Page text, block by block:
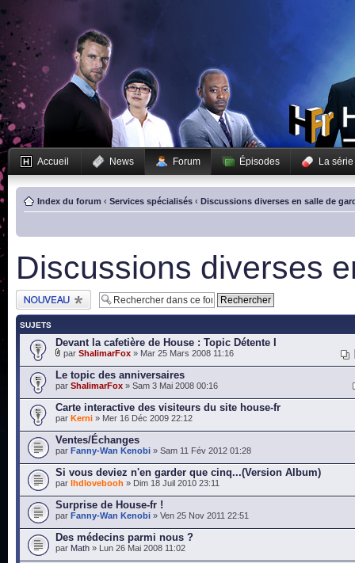
Accueil News Forum Épisodes La série
Index du forum ‹ Services spécialisés ‹ Discussions diverses en salle de
Discussions diverses
Publier un nouveau
sujet
SUJETS
Devant la cafetière de House : Topic Détente I
par ShalimarFox » Mar 25 Mars 2008 11:16
Le topic des anniversaires
par ShalimarFox » Sam 3 Mai 2008 00:16
Carte interactive des visiteurs du site house-fr
par Kerni » Mer 16 Déc 2009 22:12
Ventes/Échanges
par Fanny-Wan Kenobi » Sam 11 Fév 2012 01:28
Si vous deviez n'en garder que cinq...(Version Album)
par lhdlovebooh » Dim 18 Juil 2010 23:11
Surprise de House-fr !
par Fanny-Wan Kenobi » Ven 25 Nov 2011 22:51
Des médecins parmi nous ?
par Math » Lun 26 Mai 2008 11:02